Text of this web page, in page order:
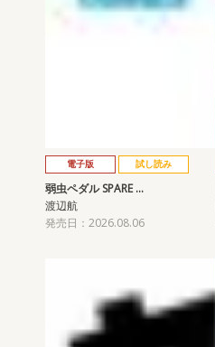
電子版 試し読み
弱虫ペダル SPARE …
渡辺航
発売日：2026.08.06